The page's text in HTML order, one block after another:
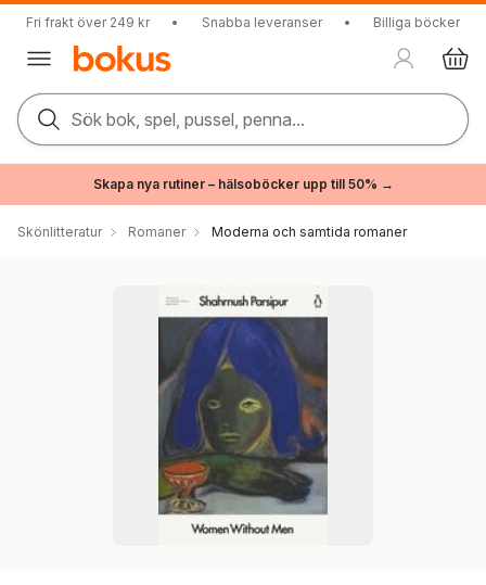
Fri frakt över 249 kr • Snabba leveranser • Billiga böcker
Sök bok, spel, pussel, penna...
Skapa nya rutiner – hälsoböcker upp till 50% →
Skönlitteratur Romaner Moderna och samtida romaner